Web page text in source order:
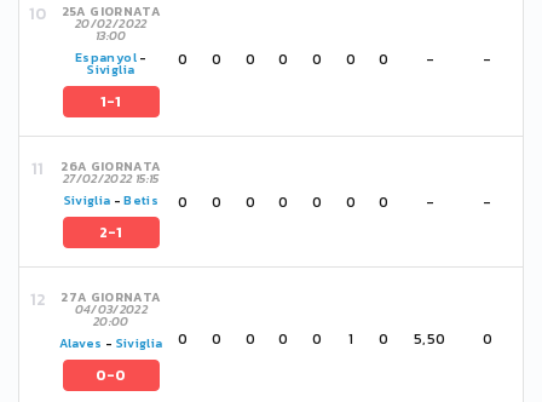
25A GIORNATA
20/02/2022
13:00
Espanyol-
Siviglia
1-1
0 0 0 0 0 0 0 - -
26A GIORNATA
27/02/2022 15:15
Siviglia -Betis
2-1
0 0 0 0 0 0 0 - -
27A GIORNATA
04/03/2022
20:00
Alaves - Siviglia
0-0
0 0 0 0 0 1 0 5,50 0